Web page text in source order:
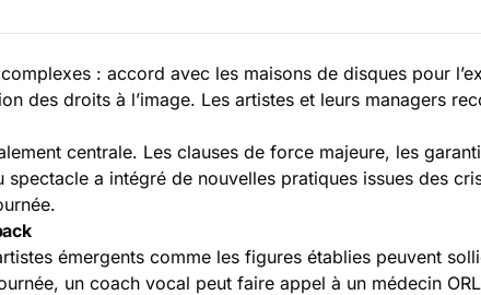
: accord avec les maisons de disques pour
des droits à l’image. Les artistes et leurs managers
centrale. Les clauses de force majeure, les
a intégré de nouvelles pratiques issues des
émergents comme les figures établies peuvent
un coach vocal peut faire appel à un médecin